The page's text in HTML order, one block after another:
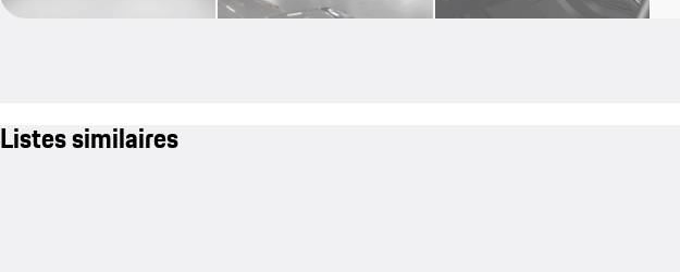
Listes similaires